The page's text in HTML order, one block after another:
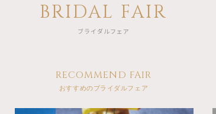
BRIDAL FAIR
ブライダルフェア
RECOMMEND FAIR
おすすめのブライダルフェア